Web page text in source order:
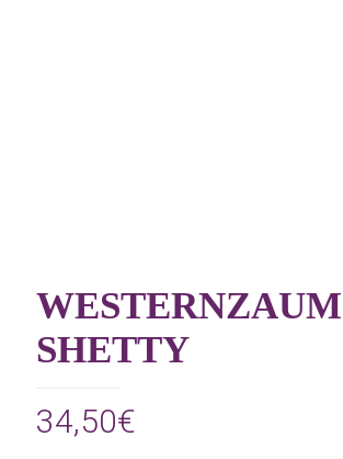
WESTERNZAUM
SHETTY
34,50€